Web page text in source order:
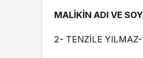
MALİKİN ADI VE
2- TENZİLE